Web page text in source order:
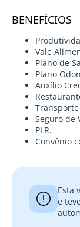
BENEFÍCIOS
Vale
Plano de
Plano
Auxílio
Seguro de
PLR.
Convênio
Esta
e